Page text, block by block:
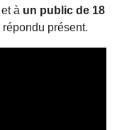
à un public de 18
présent.